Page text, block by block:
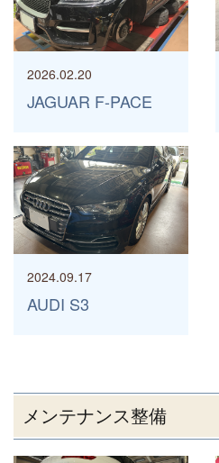
JAGUAR F-PACE
2026.02.20
AUDI S3
2024.09.17
メンテナンス整備